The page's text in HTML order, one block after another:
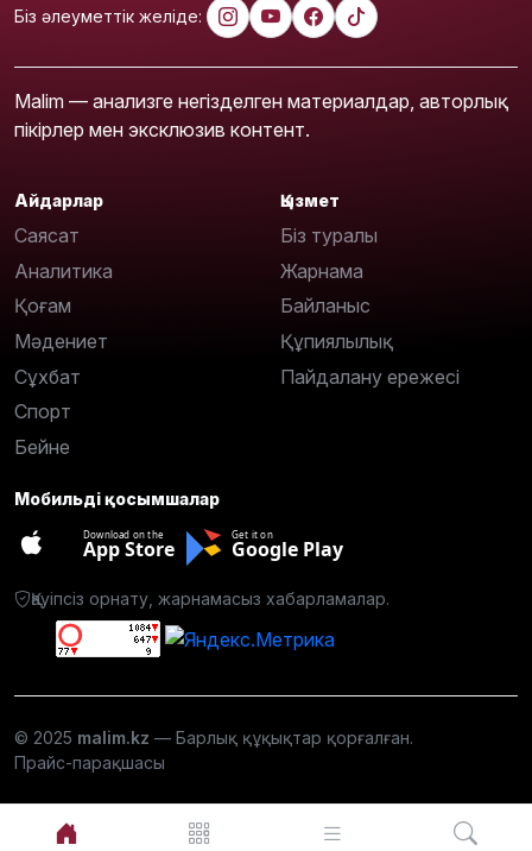
Біз әлеуметтік желіде:
Malim — анализге негізделген материалдар, авторлық
пікірлер мен эксклюзив контент.
Айдарлар
Саясат
Аналитика
Қоғам
Мәдениет
Сұхбат
Спорт
Бейне
Қызмет
Біз туралы
Жарнама
Байланыс
Құпиялылық
Пайдалану ережесі
Мобильді қосымшалар
Download on the
App Store
Get it on
Google Play
Қауіпсіз орнату, жарнамасыз хабарламалар.
© 2025 malim.kz — Барлық құқықтар қорғалған.
Прайс-парақшасы